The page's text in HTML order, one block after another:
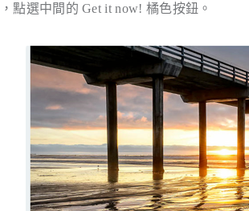
，點選中間的 Get it now! 橘色按鈕。